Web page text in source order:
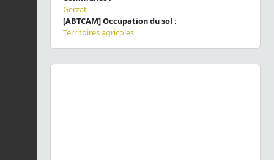
Gerzat
[ABTCAM] Occupation du sol :
Territoires agricoles